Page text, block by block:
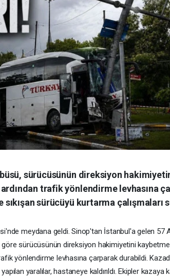
sürücüsünün direksiyon
trafik yönlendirme levhasına
sürücüyü kurtarma çalışmaları
meydana geldi. Sinop'tan İstanbul'a gelen 57
sürücüsünün direksiyon hakimiyetini
yönlendirme levhasına çarparak durabildi.
yaralılar, hastaneye kaldırıldı. Ekipler kazaya